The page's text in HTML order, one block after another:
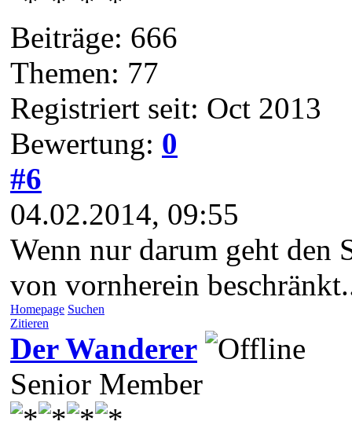
Beiträge: 666
Themen: 77
Registriert seit: Oct 2013
Bewertung: 0
#6
04.02.2014, 09:55
Wenn nur darum geht den
von vornherein
Homepage Suchen
Zitieren
Der Wanderer
Senior Member